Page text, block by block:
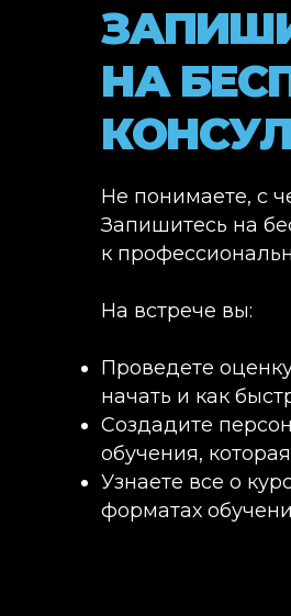
НА
Не понимаете, с
Запишитесь на
к
На встрече вы:
Проведете
начать и как
Создадите
обучения,
Узнаете все о
форматах